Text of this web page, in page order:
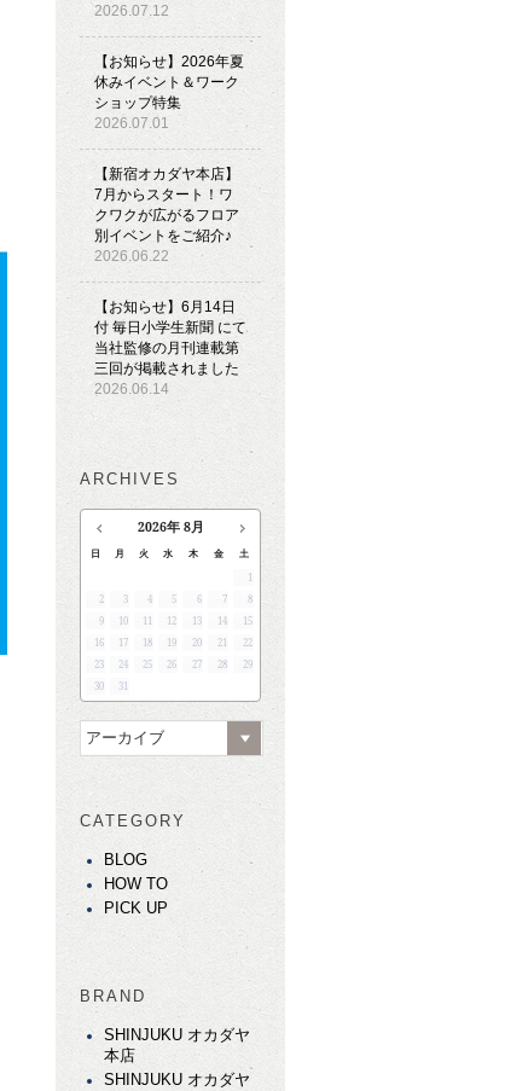
2026.07.12
【お知らせ】2026年夏
休みイベント＆ワーク
ショップ特集
2026.07.01
【新宿オカダヤ本店】
7月からスタート！ワ
クワクが広がるフロア
別イベントをご紹介♪
2026.06.22
【お知らせ】6月14日
付 毎日小学生新聞 にて
当社監修の月刊連載第
三回が掲載されました
2026.06.14
ARCHIVES
2026年 8月
日 月 火 水 木 金
土
2
3 4 5 6 7
8
9
10 12 13 14
15
16
17 18 19 20 21
22
23
24 25 26 27 28
29
30
31
アーカイブ
CATEGORY
BLOG
HOW TO
PICK UP
BRAND
SHINJUKU オカダヤ
本店
SHINJUKU オカダヤ